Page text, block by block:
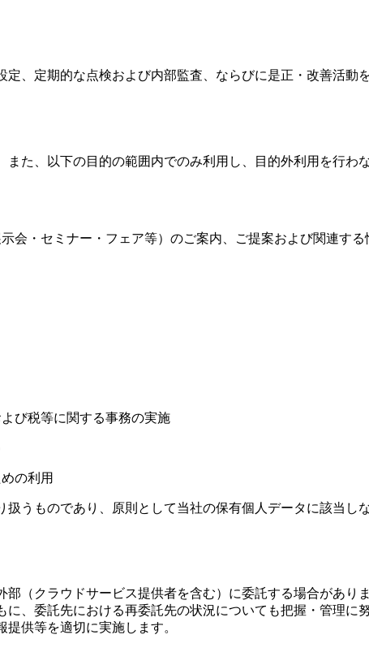
、定期的な点検および内部監査、ならびに是正・改善活動
た、以下の目的の範囲内でのみ利用し、目的外利用を行わ
会・セミナー・フェア等）のご案内、ご提案および関連す
び税等に関する事務の実施
の利用
うものであり、原則として当社の保有個人データに該当し
（クラウドサービス提供者を含む）に委託する場合があり
、委託先における再委託先の状況についても把握・管理に
供等を適切に実施します。